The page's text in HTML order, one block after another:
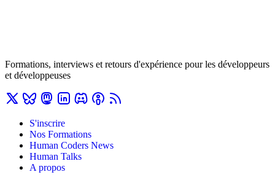
Formations, interviews et retours d'expérience pour les développeurs
et développeuses
S'inscrire
Nos Formations
Human Coders News
Human Talks
A propos